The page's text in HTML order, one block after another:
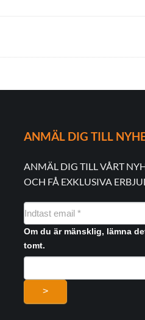
ANMÄL DIG TILL
ANMÄL DIG TILL VÅRT
OCH FÅ EXKLUSIVA
NYHEDSMAIL
FORMULAR
Om du är mänsklig, lämna
tomt.
>